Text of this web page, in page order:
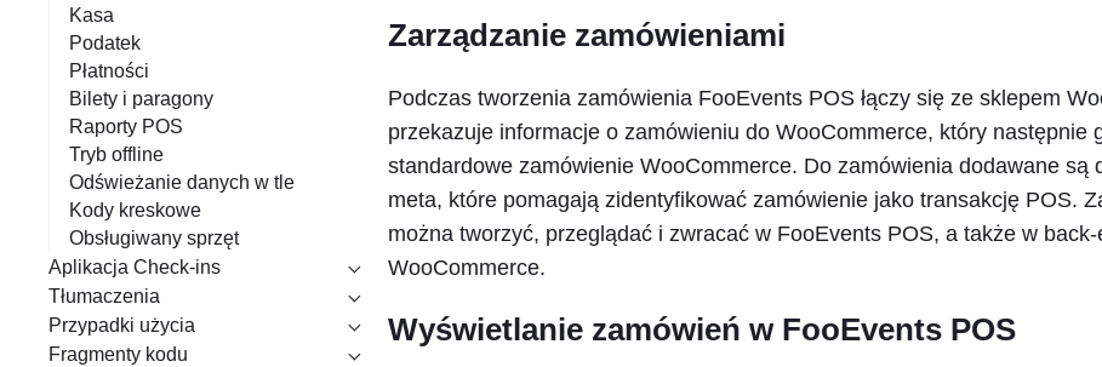
Kasa
Podatek
Płatności
Bilety i paragony
Raporty POS
Tryb offline
Odświeżanie danych w tle
Kody kreskowe
Obsługiwany sprzęt
Aplikacja Check-ins
Tłumaczenia
Przypadki użycia
Fragmenty kodu
Zarządzanie zamówieniami
Podczas tworzenia zamówienia FooEvents POS łączy się ze sklepem
przekazuje informacje o zamówieniu do WooCommerce, który następnie
standardowe zamówienie WooCommerce. Do zamówienia dodawane są
meta, które pomagają zidentyfikować zamówienie jako transakcję POS.
można tworzyć, przeglądać i zwracać w FooEvents POS, a także w
WooCommerce.
Wyświetlanie zamówień w FooEvents POS